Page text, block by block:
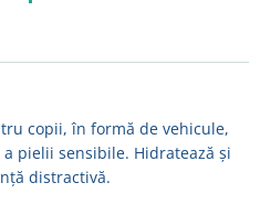
copii, în formă de vehicule,
pielii sensibile. Hidratează și
distractivă.